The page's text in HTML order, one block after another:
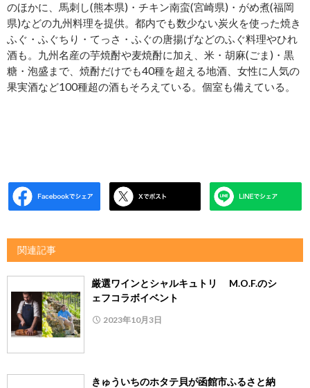
のほかに、馬刺し(熊本県)・チキン南蛮(宮崎県)・がめ煮(福岡
県)などの九州料理を提供。都内でも数少ない炭火を使った焼き
ふぐ・ふぐちり・てっさ・ふぐの唐揚げなどのふぐ料理やひれ
酒も。九州名産の芋焼酎や麦焼酎に加え、米・胡麻(ごま)・黒
糖・泡盛まで、焼酎だけでも40種を超える地酒、女性に人気の
果実酒など100種超の酒もそろえている。個室も備えている。
関連記事
厳選ワインとシャルキュトリ M.O.F.のシ
ェフコラボイベント
2023年10月3日
きゅういちのホタテ貝が函館市ふるさと納